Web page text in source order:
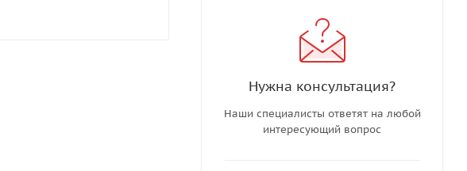
Нужна консультация?
Наши специалисты ответят на любой
интересующий вопрос